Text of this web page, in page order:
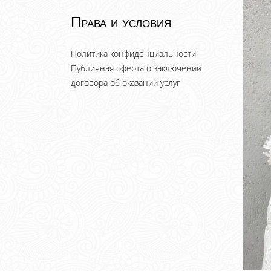
Права и условия
Политика конфиденциальности
Публичная оферта о заключении
договора об оказании услуг